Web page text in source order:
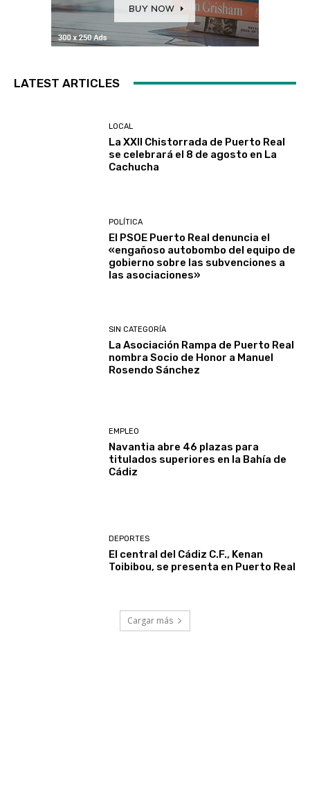
LATEST ARTICLES
LOCAL
La XXII Chistorrada de Puerto Real
se celebrará el 8 de agosto en La
Cachucha
POLÍTICA
El PSOE Puerto Real denuncia el
«engañoso autobombo del equipo de
gobierno sobre las subvenciones a
las asociaciones»
SIN CATEGORÍA
La Asociación Rampa de Puerto Real
nombra Socio de Honor a Manuel
Rosendo Sánchez
EMPLEO
Navantia abre 46 plazas para
titulados superiores en la Bahía de
Cádiz
DEPORTES
El central del Cádiz C.F., Kenan
Toibibou, se presenta en Puerto Real
Cargar más